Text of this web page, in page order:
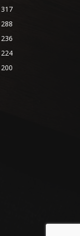
317
288
236
224
200